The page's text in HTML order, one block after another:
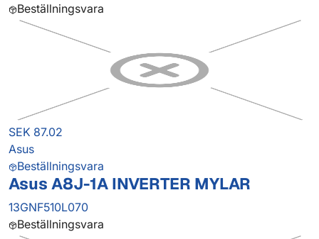
Beställningsvara
SEK 87.02
Asus
Beställningsvara
Asus A8J-1A INVERTER MYLAR
13GNF510L070
Beställningsvara